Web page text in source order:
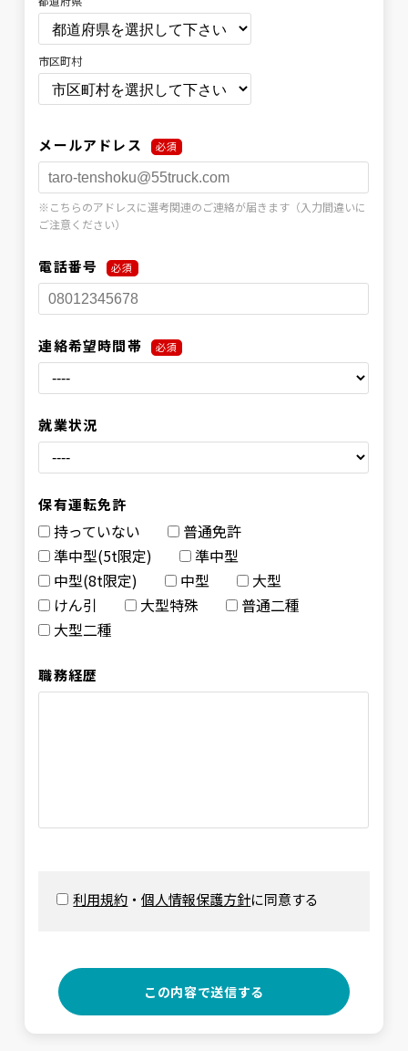
市区町村
メールアドレス 必須
※こちらのアドレスに選考関連のご連絡が届きます（入力間違いに
ご注意ください）
電話番号 必須
連絡希望時間帯 必須
就業状況
保有運転免許
持っていない
普通免許
準中型(5t限定)
準中型
中型(8t限定)
中型
大型
けん引
大型特殊
普通二種
大型二種
職務経歴
利用規約 ・個人情報保護方針に同意する